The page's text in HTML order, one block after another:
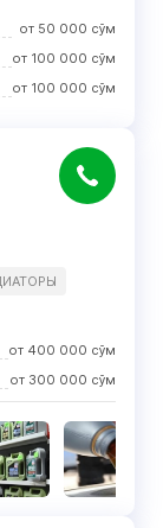
от 50 000 сўм
от 100 000 сўм
от 100 000 сўм
от 400 000 сўм
от 300 000 сўм